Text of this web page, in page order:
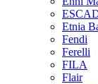
Etnia
Fendi
Ferelli
FILA
Flair